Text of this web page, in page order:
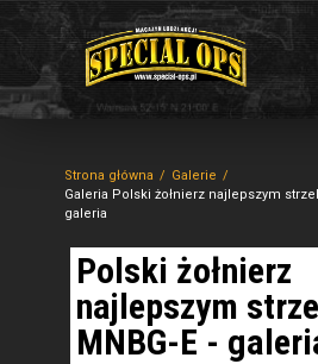
Strona główna
Galerie
Galeria Polski żołnierz najlepszym
galeria
Polski żołnierz
najlepszym
MNBG-E -